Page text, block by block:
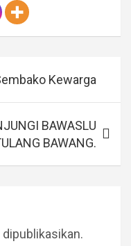
Kewarga
BAWASLU
BAWANG.